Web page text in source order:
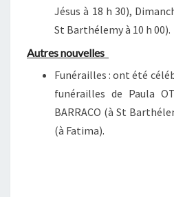
Jésus à 18 h 30),
St Barthélemy à 10 h 00).
Autres nouvelles
Funérailles : ont été
funérailles de Paula
BARRACO (à St
(à Fatima).